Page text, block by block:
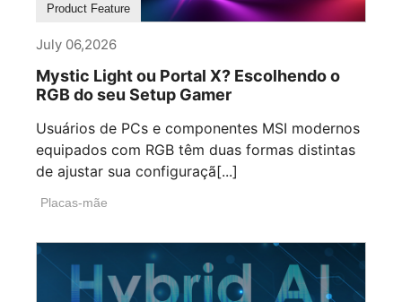
Product Feature
July 06,2026
Mystic Light ou Portal X? Escolhendo o
RGB do seu Setup Gamer
Usuários de PCs e componentes MSI modernos
equipados com RGB têm duas formas distintas
de ajustar sua configuraçã[...]
Placas-mãe